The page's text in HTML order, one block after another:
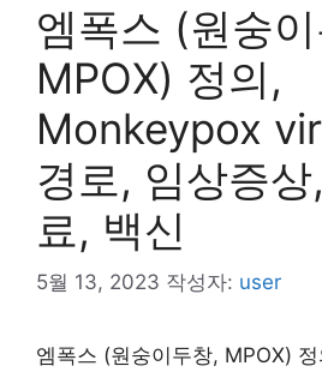
엠폭스 (원숭
MPOX) 정의,
Monkeypox
경로, 임상증
료, 백신
5월 13, 2023 작성자: user
엠폭스 (원숭이두창, MPOX)